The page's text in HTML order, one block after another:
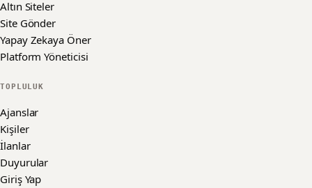
Altın Siteler
Site Gönder
Yapay Zekaya Öner
Platform Yöneticisi
TOPLULUK
Ajanslar
Kişiler
İlanlar
Duyurular
Giriş Yap